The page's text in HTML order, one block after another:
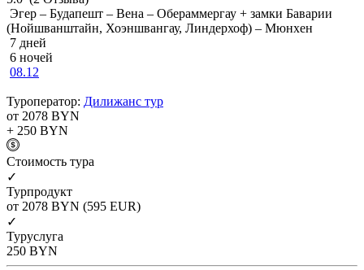
Эгер – Будапешт – Вена – Обераммергау + замки Баварии
(Нойшванштайн, Хоэншвангау, Линдерхоф) – Мюнхен
7 дней
6 ночей
08.12
Туроператор: Дилижанс тур
от 2078 BYN
+ 250 BYN
Cтоимость тура
✓
Турпродукт
от 2078 BYN (595 EUR)
✓
Туруслуга
250 BYN